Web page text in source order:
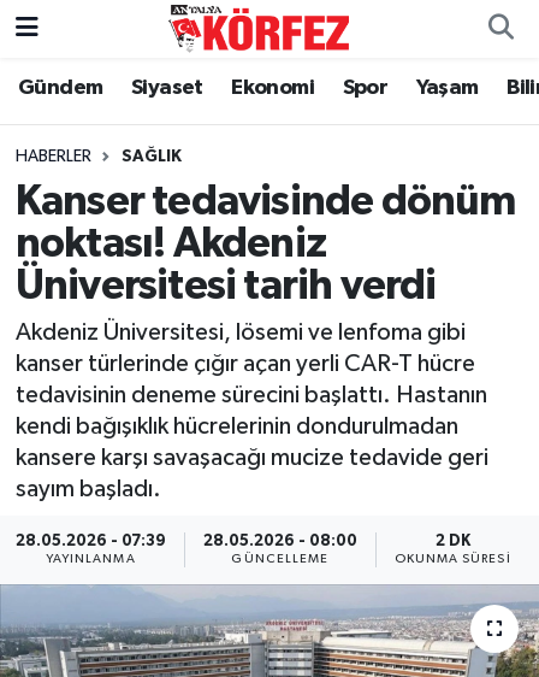
Gündem Siyaset Ekonomi Spor Yaşam
HABERLER SAĞLIK
Kanser tedavisinde dönüm
noktası! Akdeniz
Üniversitesi tarih verdi
Akdeniz Üniversitesi, lösemi ve lenfoma gibi
kanser türlerinde çığır açan yerli CAR-T hücre
tedavisinin deneme sürecini başlattı. Hastanın
kendi bağışıklık hücrelerinin dondurulmadan
kansere karşı savaşacağı mucize tedavide geri
sayım başladı.
28.05.2026 - 07:39
YAYINLANMA
28.05.2026 - 08:00
GÜNCELLEME
2 DK
OKUNMA SÜRESI
Gündem
Siyaset
Yerel Yönetim
Ekonomi
Spor
Yaşam
Asayiş
Eğitim
Sağlık
Nöbetçi Eczaneler
Hava Durumu
Trafik Durumu
Süper Lig Puan Durumu ve Fikstür
Tüm Manşetler
Son Dakika Haberleri
Haber Arşivi